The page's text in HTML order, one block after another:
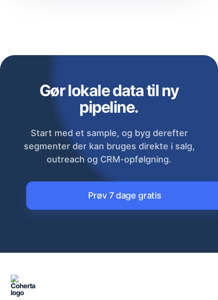
Gør lokale data til ny
pipeline.
Start med et sample, og byg derefter
segmenter der kan bruges direkte i salg,
outreach og CRM-opfølgning.
Prøv 7 dage gratis